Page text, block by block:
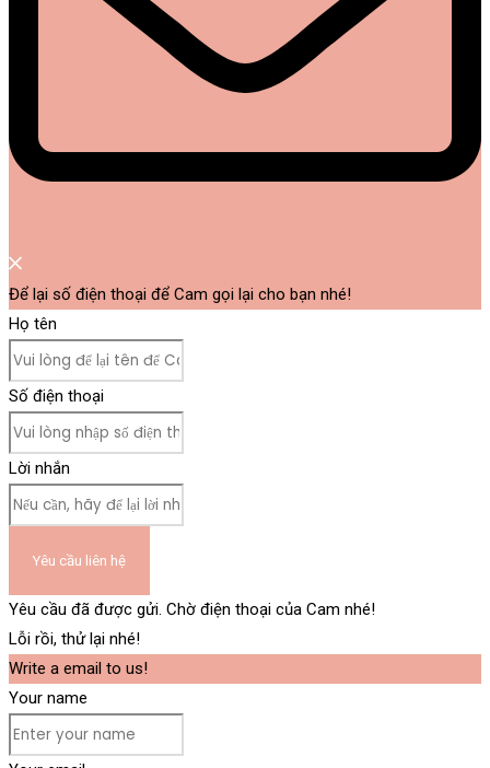
Để lại số điện thoại để Cam gọi lại cho bạn nhé!
Họ tên
Số điện thoại
Lời nhắn
Yêu cầu liên hệ
Yêu cầu đã được gửi. Chờ điện thoại của Cam nhé!
Lỗi rồi, thử lại nhé!
Write a email to us!
Your name